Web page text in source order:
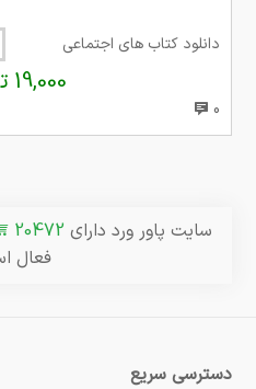
دانلود کتاب های اجتماعی
19,000 تومان
0
سایت پاور ورد دارای 20472
فعال
دسترسی سریع